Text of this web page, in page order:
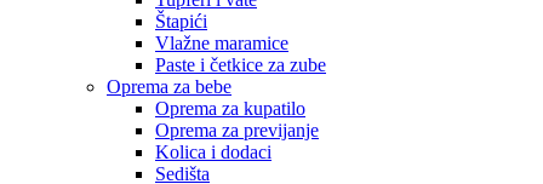
Štapići
Vlažne maramice
Paste i četkice za zube
Oprema za bebe
Oprema za kupatilo
Oprema za previjanje
Kolica i dodaci
Sedišta